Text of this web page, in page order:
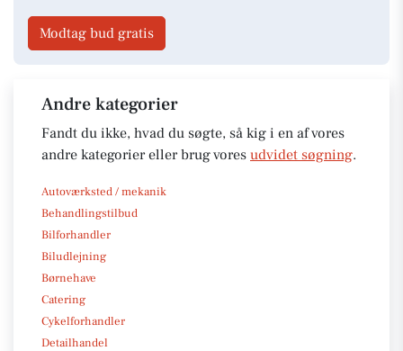
Modtag bud gratis
Andre kategorier
Fandt du ikke, hvad du søgte, så kig i en af vores
andre kategorier eller brug vores udvidet søgning.
Autoværksted / mekanik
Behandlingstilbud
Bilforhandler
Biludlejning
Børnehave
Catering
Cykelforhandler
Detailhandel